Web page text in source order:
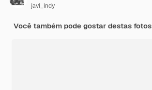
javi_indy
Você também pode gostar destas fotos